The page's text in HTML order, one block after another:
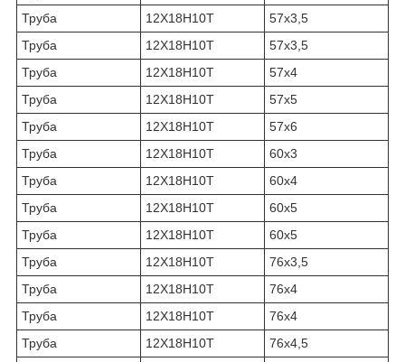
Труба
12Х18Н10Т
57х3,5
Труба
12Х18Н10Т
57х3,5
Труба
12Х18Н10Т
57х4
Труба
12Х18Н10Т
57х5
Труба
12Х18Н10Т
57х6
Труба
12Х18Н10Т
60х3
Труба
12Х18Н10Т
60х4
Труба
12Х18Н10Т
60х5
Труба
12Х18Н10Т
60х5
Труба
12Х18Н10Т
76х3,5
Труба
12Х18Н10Т
76х4
Труба
12Х18Н10Т
76х4
Труба
12Х18Н10Т
76х4,5